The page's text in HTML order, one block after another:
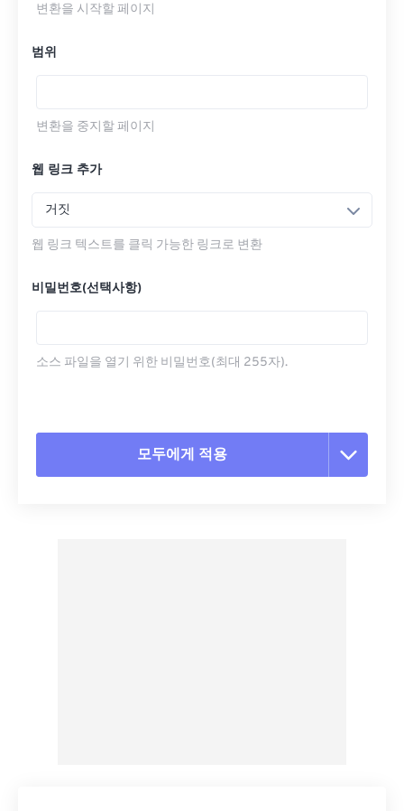
변환을 시작할 페이지
범위
변환을 중지할 페이지
웹 링크 추가
거짓
웹 링크 텍스트를 클릭 가능한 링크로 변환
비밀번호(선택사항)
소스 파일을 열기 위한 비밀번호(최대 255자).
모두에게 적용